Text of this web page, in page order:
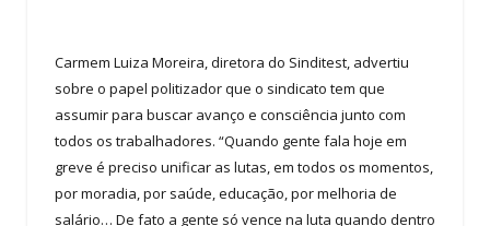
Carmem Luiza Moreira, diretora do Sinditest, advertiu
sobre o papel politizador que o sindicato tem que
assumir para buscar avanço e consciência junto com
todos os trabalhadores. “Quando gente fala hoje em
greve é preciso unificar as lutas, em todos os momentos,
por moradia, por saúde, educação, por melhoria de
salário… De fato a gente só vence na luta quando dentro